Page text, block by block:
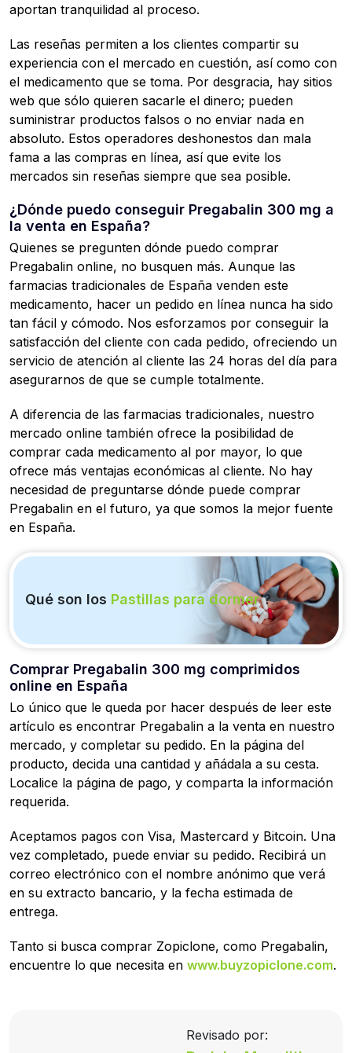
aportan tranquilidad al proceso.
Las reseñas permiten a los clientes compartir su
experiencia con el mercado en cuestión, así como con
el medicamento que se toma. Por desgracia, hay sitios
web que sólo quieren sacarle el dinero; pueden
suministrar productos falsos o no enviar nada en
absoluto. Estos operadores deshonestos dan mala
fama a las compras en línea, así que evite los
mercados sin reseñas siempre que sea posible.
¿Dónde puedo conseguir Pregabalin 300 mg a
la venta en España?
Quienes se pregunten dónde puedo comprar
Pregabalin online, no busquen más. Aunque las
farmacias tradicionales de España venden este
medicamento, hacer un pedido en línea nunca ha sido
tan fácil y cómodo. Nos esforzamos por conseguir la
satisfacción del cliente con cada pedido, ofreciendo un
servicio de atención al cliente las 24 horas del día para
asegurarnos de que se cumple totalmente.
A diferencia de las farmacias tradicionales, nuestro
mercado online también ofrece la posibilidad de
comprar cada medicamento al por mayor, lo que
ofrece más ventajas económicas al cliente. No hay
necesidad de preguntarse dónde puede comprar
Pregabalin en el futuro, ya que somos la mejor fuente
en España.
Qué son los Pastillas para dormer?
Comprar Pregabalin 300 mg comprimidos
online en España
Lo único que le queda por hacer después de leer este
artículo es encontrar Pregabalin a la venta en nuestro
mercado, y completar su pedido. En la página del
producto, decida una cantidad y añádala a su cesta.
Localice la página de pago, y comparta la información
requerida.
Aceptamos pagos con Visa, Mastercard y Bitcoin. Una
vez completado, puede enviar su pedido. Recibirá un
correo electrónico con el nombre anónimo que verá
en su extracto bancario, y la fecha estimada de
entrega.
Tanto si busca comprar Zopiclone, como Pregabalin,
encuentre lo que necesita en www.buyzopiclone.com.
Revisado por: